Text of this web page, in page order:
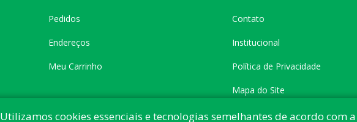
Pedidos
Endereços
Meu Carrinho
Contato
Institucional
Política de Privacidade
Mapa do Site
Utilizamos cookies essenciais e tecnologias semelhantes de acordo com